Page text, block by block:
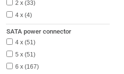
2 x 33
4 x 4
SATA power connector
4 x 51
5 x 51
6 x 167